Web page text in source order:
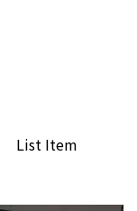
List Item